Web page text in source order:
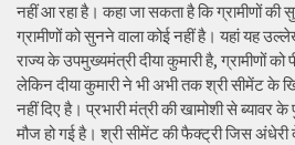
नहीं आ रहा है। कहा जा सकता है कि ग्रामीणों की
ग्रामीणों को सुनने वाला कोई नहीं है। यहां यह
राज्य के उपमुख्यमंत्री दीया कुमारी है, ग्रामीणों
लेकिन दीया कुमारी ने भी अभी तक श्री सीमेंट के
नहीं दिए है। प्रभारी मंत्री की खामोशी से
मौज हो गई है। श्री सीमेंट की फैक्ट्री जिस अंधेरी